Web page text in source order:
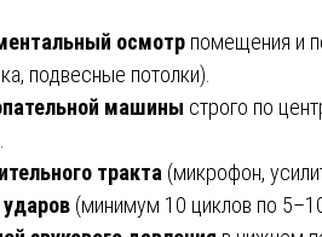
осмотр помещения и
подвесные потолки).
машины строго по
тракта (микрофон,
(минимум 10 циклов по